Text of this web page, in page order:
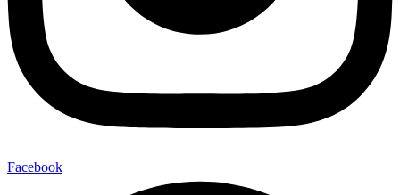
Facebook